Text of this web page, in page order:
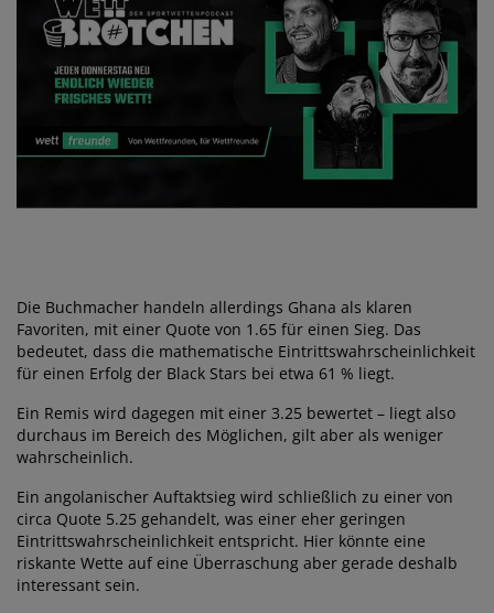
Die Buchmacher handeln allerdings Ghana als klaren
Favoriten, mit einer Quote von 1.65 für einen Sieg. Das
bedeutet, dass die mathematische Eintrittswahrscheinlichkeit
für einen Erfolg der Black Stars bei etwa 61 % liegt.
Ein Remis wird dagegen mit einer 3.25 bewertet – liegt also
durchaus im Bereich des Möglichen, gilt aber als weniger
wahrscheinlich.
Ein angolanischer Auftaktsieg wird schließlich zu einer von
circa Quote 5.25 gehandelt, was einer eher geringen
Eintrittswahrscheinlichkeit entspricht. Hier könnte eine
riskante Wette auf eine Überraschung aber gerade deshalb
interessant sein.